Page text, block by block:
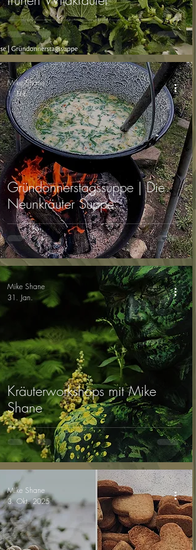
Gründonnerstagssuppe | Die
Neunkräuter Suppe
Mike Shane
1. Feb.
Kräuterworkshops mit Mike
Shane
Mike Shane
31. Jan.
Mike Shane
3. Okt. 2025